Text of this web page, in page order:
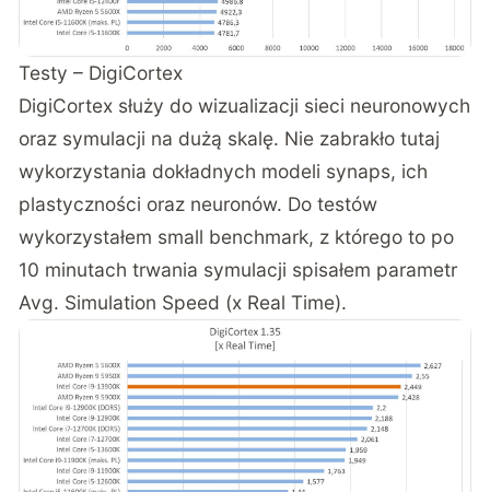
Testy – DigiCortex
DigiCortex służy do wizualizacji sieci neuronowych
oraz symulacji na dużą skalę. Nie zabrakło tutaj
wykorzystania dokładnych modeli synaps, ich
plastyczności oraz neuronów. Do testów
wykorzystałem small benchmark, z którego to po
10 minutach trwania symulacji spisałem parametr
Avg. Simulation Speed (x Real Time).